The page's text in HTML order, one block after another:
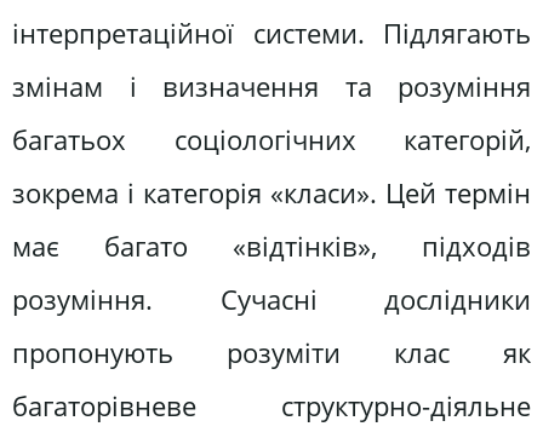
інтерпретаційної системи. Підлягають
змінам і визначення та розуміння
багатьох соціологічних категорій,
зокрема і категорія «класи». Цей термін
має багато «відтінків», підходів
розуміння. Сучасні дослідники
пропонують розуміти клас як
багаторівневе структурно-діяльне